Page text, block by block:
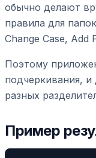
обычно делают
правила для
Change Case, Add
Поэтому
подчеркивания, и
разных
Пример